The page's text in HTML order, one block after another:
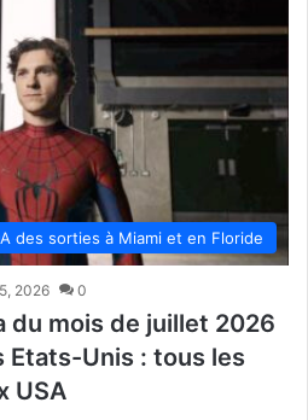
des sorties à Miami et en Floride
2026 0
du mois de juillet 2026
Etats-Unis : tous les
USA